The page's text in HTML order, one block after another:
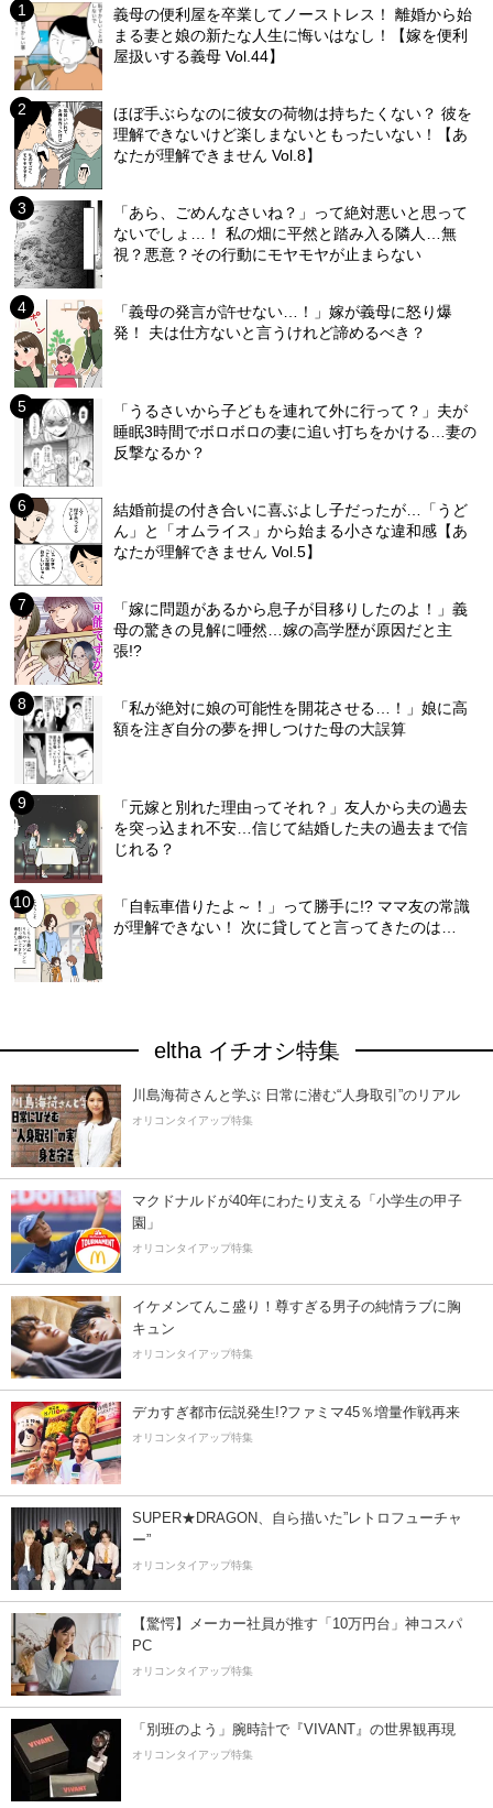
義母の便利屋を卒業してノーストレス！ 離婚から始
まる妻と娘の新たな人生に悔いはなし！【嫁を便利
屋扱いする義母 Vol.44】
ほぼ手ぶらなのに彼女の荷物は持ちたくない？ 彼を
理解できないけど楽しまないともったいない！【あ
なたが理解できません Vol.8】
「あら、ごめんなさいね？」って絶対悪いと思って
ないでしょ…！ 私の畑に平然と踏み入る隣人…無
視？悪意？その行動にモヤモヤが止まらない
「義母の発言が許せない…！」嫁が義母に怒り爆
発！ 夫は仕方ないと言うけれど諦めるべき？
「うるさいから子どもを連れて外に行って？」夫が
睡眠3時間でボロボロの妻に追い打ちをかける…妻の
反撃なるか？
結婚前提の付き合いに喜ぶよし子だったが…「うど
ん」と「オムライス」から始まる小さな違和感【あ
なたが理解できません Vol.5】
「嫁に問題があるから息子が目移りしたのよ！」義
母の驚きの見解に唖然…嫁の高学歴が原因だと主
張!?
「私が絶対に娘の可能性を開花させる…！」娘に高
額を注ぎ自分の夢を押しつけた母の大誤算
「元嫁と別れた理由ってそれ？」友人から夫の過去
を突っ込まれ不安…信じて結婚した夫の過去まで信
じれる？
「自転車借りたよ～！」って勝手に!? ママ友の常識
が理解できない！ 次に貸してと言ってきたのは…
eltha イチオシ特集
川島海荷さんと学ぶ 日常に潜む“人身取引”のリアル
オリコンタイアップ特集
マクドナルドが40年にわたり支える「小学生の甲子
園」
オリコンタイアップ特集
イケメンてんこ盛り！尊すぎる男子の純情ラブに胸
キュン
オリコンタイアップ特集
デカすぎ都市伝説発生!?ファミマ45％増量作戦再来
オリコンタイアップ特集
SUPER★DRAGON、自ら描いた”レトロフューチャ
ー”
オリコンタイアップ特集
【驚愕】メーカー社員が推す「10万円台」神コスパ
PC
オリコンタイアップ特集
「別班のよう」腕時計で『VIVANT』の世界観再現
オリコンタイアップ特集